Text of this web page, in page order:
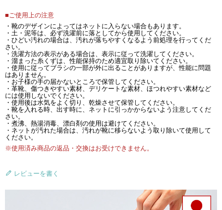
■ご使用上の注意
・靴のデザインによってはネットに入らない場合もあります。
・土・泥等は、必ず洗濯前に落としてから使用してください。
・ひどい汚れの場合は、汚れが落ちやすくなるよう前処理を行ってくだ
さい。
・洗濯方法の表示がある場合は、表示に従って洗濯してください。
・溜まった糸くずは、性能保持のため適宜取り除いてください。
・使用に従ってブラシの一部が外に出ることがありますが、性能に問題
はありません。
・お子様の手の届かないところで保管してください。
・革靴、傷つきやすい素材、デリケートな素材、ほつれやすい素材など
には使用しないでください。
・使用後は水気をよく切り、乾燥させて保管してください。
・靴を入れる時、出す時に、ネットに引っかからないよう注意してくだ
さい。
・煮沸、熱湯消毒、漂白剤の使用は避けてください。
・ネットが汚れた場合は、汚れが靴に移らないよう取り除いて使用して
ください。
※使用済み商品の返品・交換はお受けできません。
レビューを書く